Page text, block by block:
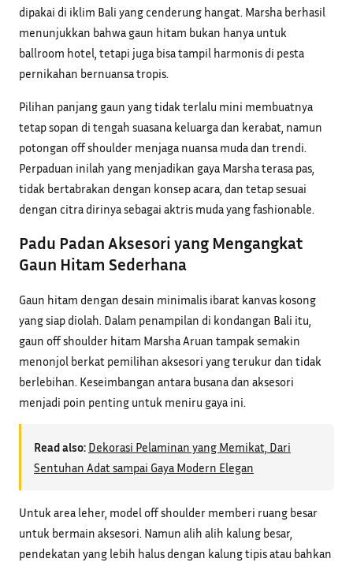
dipakai di iklim Bali yang cenderung hangat. Marsha berhasil
menunjukkan bahwa gaun hitam bukan hanya untuk
ballroom hotel, tetapi juga bisa tampil harmonis di pesta
pernikahan bernuansa tropis.
Pilihan panjang gaun yang tidak terlalu mini membuatnya
tetap sopan di tengah suasana keluarga dan kerabat, namun
potongan off shoulder menjaga nuansa muda dan trendi.
Perpaduan inilah yang menjadikan gaya Marsha terasa pas,
tidak bertabrakan dengan konsep acara, dan tetap sesuai
dengan citra dirinya sebagai aktris muda yang fashionable.
Padu Padan Aksesori yang Mengangkat
Gaun Hitam Sederhana
Gaun hitam dengan desain minimalis ibarat kanvas kosong
yang siap diolah. Dalam penampilan di kondangan Bali itu,
gaun off shoulder hitam Marsha Aruan tampak semakin
menonjol berkat pemilihan aksesori yang terukur dan tidak
berlebihan. Keseimbangan antara busana dan aksesori
menjadi poin penting untuk meniru gaya ini.
Read also: Dekorasi Pelaminan yang Memikat, Dari
Sentuhan Adat sampai Gaya Modern Elegan
Untuk area leher, model off shoulder memberi ruang besar
untuk bermain aksesori. Namun alih alih kalung besar,
pendekatan yang lebih halus dengan kalung tipis atau bahkan